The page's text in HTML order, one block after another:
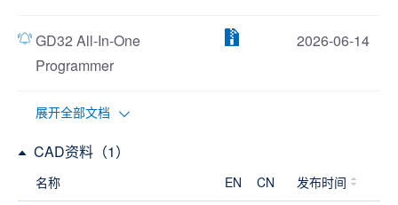
GD32 All-In-One
Programmer
2026-06-14
展开全部文档
CAD资料（1）
名称 EN CN 发布时间